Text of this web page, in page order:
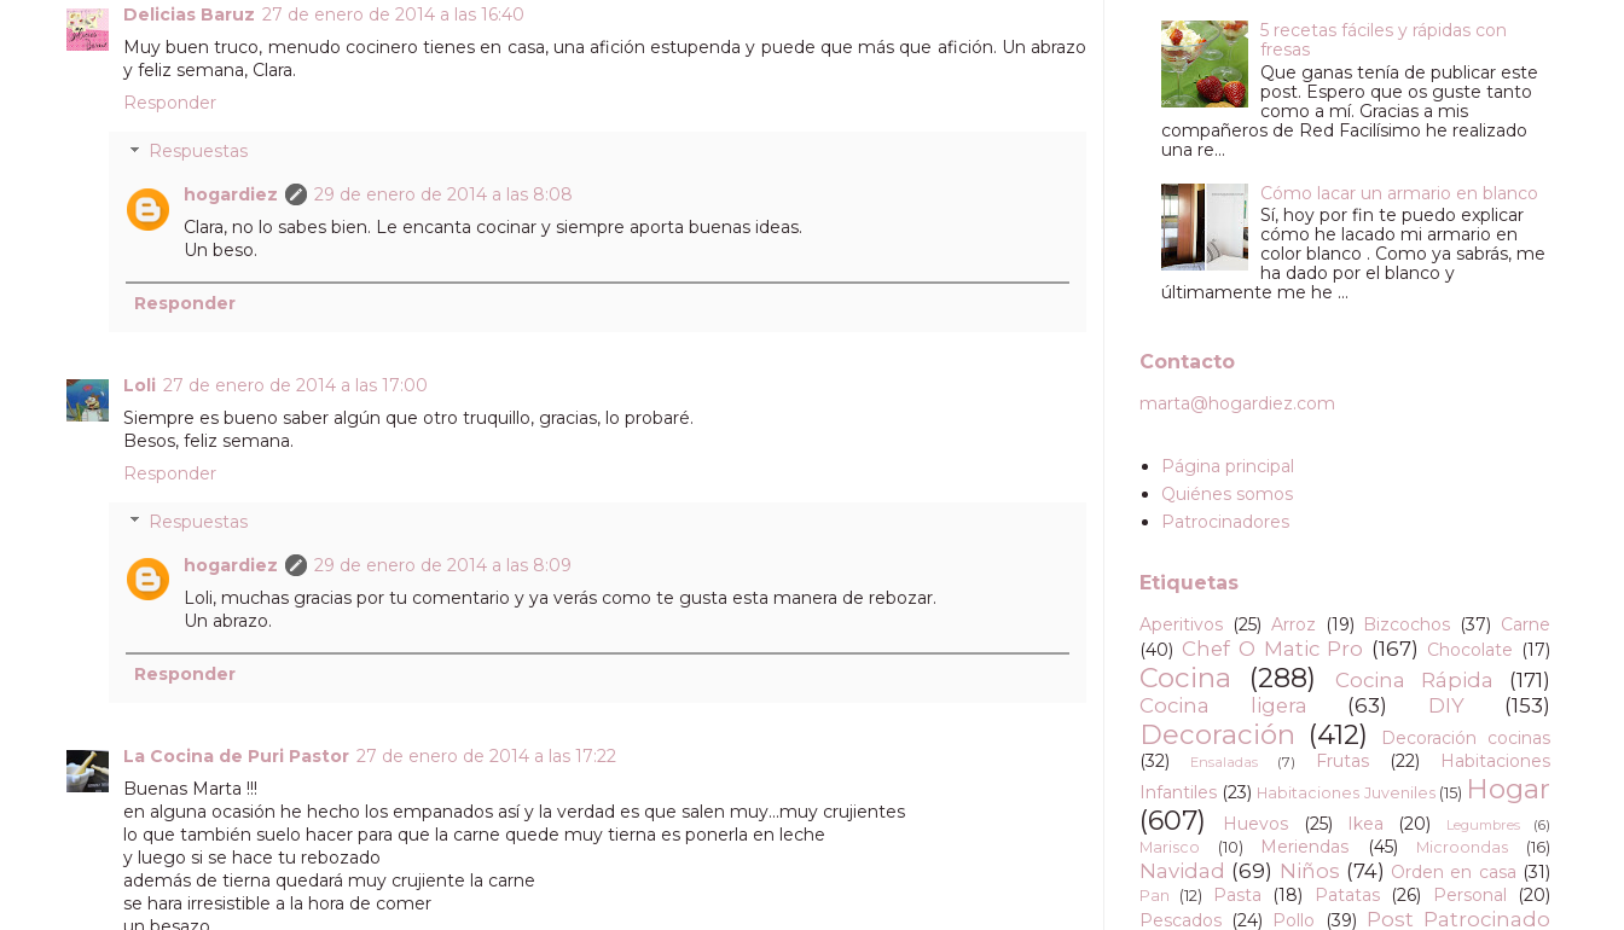
Delicias Baruz 27 de enero de 2014 a las 16:40
Muy buen truco, menudo cocinero tienes en casa, una afición estupenda y puede que más que afición. Un abrazo
y feliz semana, Clara.
Responder
Respuestas
hogardiez
29 de enero de 2014 a las 8:08
Clara, no lo sabes bien. Le encanta cocinar y siempre aporta buenas ideas.
Un beso.
Responder
Loli 27 de enero de 2014 a las 17:00
Siempre es bueno saber algún que otro truquillo, gracias, lo probaré.
Besos, feliz semana.
Responder
Respuestas
hogardiez
29 de enero de 2014 a las 8:09
Loli, muchas gracias por tu comentario y ya verás como te gusta esta manera de rebozar.
Un abrazo.
Responder
La Cocina de Puri Pastor 27 de enero de 2014 a las 17:22
Buenas Marta !!!
en alguna ocasión he hecho los empanados así y la verdad es que salen muy...muy crujientes
lo que también suelo hacer para que la carne quede muy tierna es ponerla en leche
y luego si se hace tu rebozado
además de tierna quedará muy crujiente la carne
se hara irresistible a la hora de comer
5 recetas fáciles y rápidas con
fresas
Que ganas tenía de publicar este
post. Espero que os guste tanto
como a mí. Gracias a mis
compañeros de Red Facilísimo he realizado
una re...
Cómo lacar un armario en blanco
Sí, hoy por fin te puedo explicar
cómo he lacado mi armario en
color blanco . Como ya sabrás, me
ha dado por el blanco y
últimamente me he ...
Contacto
marta@hogardiez.com
Página principal
Quiénes somos
Patrocinadores
Etiquetas
Aperitivos (25) Arroz (19) Bizcochos (37) Carne
(40) Chef O Matic Pro (167) Chocolate (17)
Cocina (288) Cocina Rápida
(171)
Cocina ligera
(63) DIY (153)
Decoración (412)
Decoración cocinas
(32)
Ensaladas (7) Frutas (22)
Habitaciones
Infantiles (23) Habitaciones Juveniles (15) Hogar
(607)
Huevos (25) Ikea (20) Legumbres (6)
Marisco (10) Meriendas (45) Microondas (16)
Navidad (69) Niños (74) Orden en casa (31)
Pan (12) Pasta (18) Patatas (26) Personal
(20)
Pescados (24) Pollo (39) Post Patrocinado